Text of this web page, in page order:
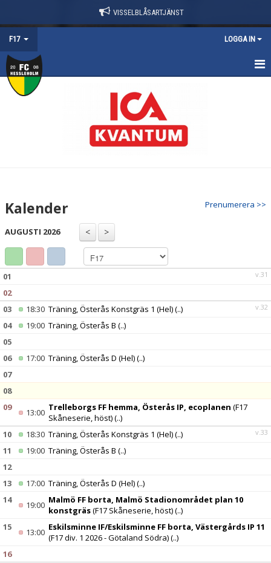
VISSELBLÅSARTJÄNST
F17 LOGGA IN
HEM
DOKUMENT
Prenumerera >>
Kalender
AUGUSTI 2026
v.31
01
02
v.32
03 18:30 Träning, Österås Konstgräs 1 (Hel)(..)
04
19:00 Träning, Österås B (..)
05
06
17:00 Träning, Österås D (Hel)(..)
07
08
09
13:00 Trelleborgs FF hemma, Österås IP, ecoplanen (F17
Skåneserie, höst)(..)
v.33
10 18:30 Träning, Österås Konstgräs 1 (Hel)(..)
11
19:00 Träning, Österås B (..)
12
13
17:00 Träning, Österås D (Hel)(..)
14
19:00 Malmö FF borta, Malmö Stadionområdet plan 10
konstgräs(F17 Skåneserie, höst)(..)
15
13:00 Eskilsminne IF/Eskilsminne FF borta, Västergårds IP 11
(F17 div. 1 2026 - Götaland Södra)(..)
16